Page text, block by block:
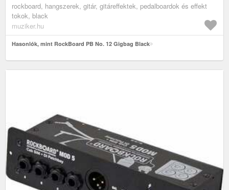
rockboard, hangszerek, gitár, gitáreffektek, pedalboardok és effekt
tokok, black
muziker.hu
Hasonlók, mint RockBoard PB No. 12 Gigbag Black